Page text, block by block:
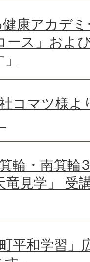
康アカデ
ース」およ
コマツ様
輪・南箕輪
見学」 受
平和学習」